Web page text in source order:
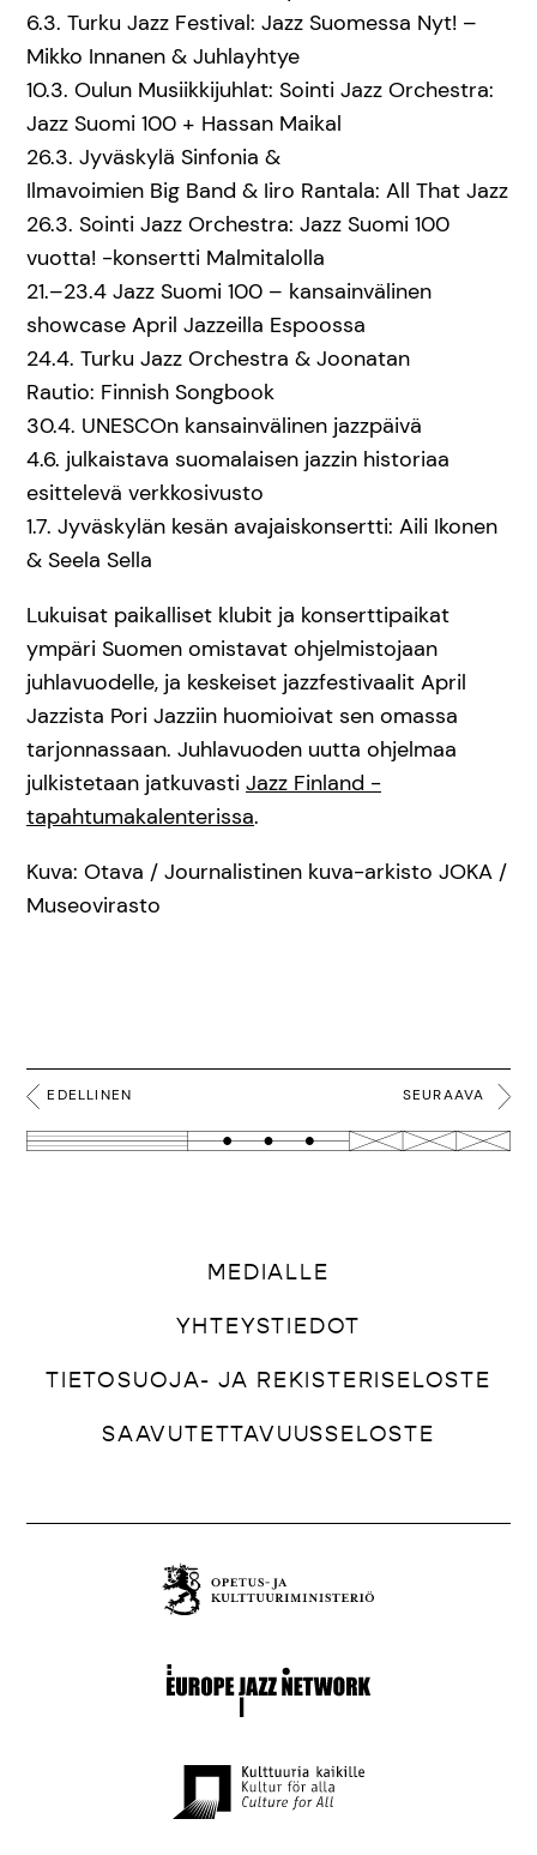
6.3. Turku Jazz Festival: Jazz Suomessa Nyt! –
Mikko Innanen & Juhlayhtye
10.3. Oulun Musiikkijuhlat: Sointi Jazz Orchestra:
Jazz Suomi 100 + Hassan Maikal
26.3. Jyväskylä Sinfonia &
Ilmavoimien Big Band & Iiro Rantala: All That Jazz
26.3. Sointi Jazz Orchestra: Jazz Suomi 100
vuotta! -konsertti Malmitalolla
21.–23.4 Jazz Suomi 100 – kansainvälinen
showcase April Jazzeilla Espoossa
24.4. Turku Jazz Orchestra & Joonatan
Rautio: Finnish Songbook
30.4. UNESCOn kansainvälinen jazzpäivä
4.6. julkaistava suomalaisen jazzin historiaa
esittelevä verkkosivusto
1.7. Jyväskylän kesän avajaiskonsertti: Aili Ikonen
& Seela Sella
Lukuisat paikalliset klubit ja konserttipaikat
ympäri Suomen omistavat ohjelmistojaan
juhlavuodelle, ja keskeiset jazzfestivaalit April
Jazzista Pori Jazziin huomioivat sen omassa
tarjonnassaan. Juhlavuoden uutta ohjelmaa
julkistetaan jatkuvasti Jazz Finland -
tapahtumakalenterissa.
Kuva: Otava / Journalistinen kuva-arkisto JOKA /
Museovirasto
EDELLINEN SEURAAVA
MEDIALLE
YHTEYSTIEDOT
TIETOSUOJA- JA REKISTERISELOSTE
SAAVUTETTAVUUSSELOSTE